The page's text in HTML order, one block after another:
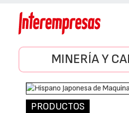
MINERÍA Y
PRODUCTOS